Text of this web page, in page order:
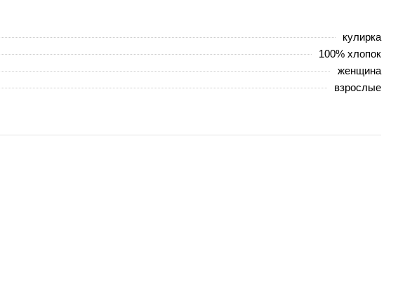
кулирка
100% хлопок
женщина
взрослые